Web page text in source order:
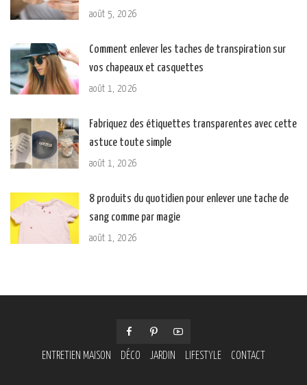
août 5, 2026
Comment enlever les taches de transpiration sur
vos chapeaux et casquettes
août 1, 2026
Fabriquez des étiquettes transparentes avec cette
astuce toute simple
août 1, 2026
8 produits du quotidien pour enlever une tache de
sang comme par magie
août 1, 2026
ENTRETIEN MAISON DÉCO JARDIN LIFESTYLE CONTACT